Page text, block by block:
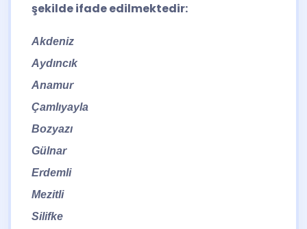
şekilde ifade edilmektedir:
Akdeniz
Aydıncık
Anamur
Çamlıyayla
Bozyazı
Gülnar
Erdemli
Mezitli
Silifke